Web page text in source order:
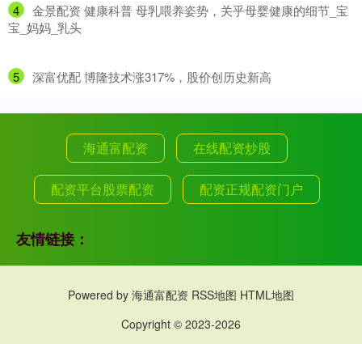
4
​金景配资 健康科普 母乳喂养姿势，关乎母婴健康的细节_宝
宝_妈妈_乳头
5 ​深富优配 博隆技术涨317%，股价创历史新高
海通富配资 在线配资炒股
配资平台股票配资 配资正规配资门户
友情链接：
Powered by 海通富配资 RSS地图 HTML地图
Copyright © 2023-2026